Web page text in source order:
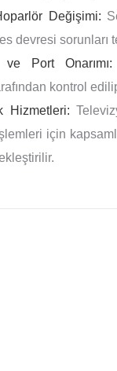
Değişimi:
devresi sorunları
ve Port Onarımı:
kontrol
Hizmetleri:
için